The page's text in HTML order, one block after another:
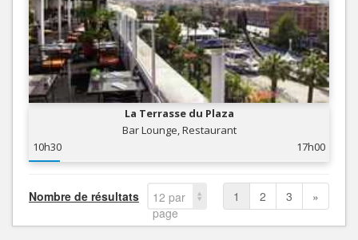
La Terrasse du Plaza
Bar Lounge, Restaurant
10h30
17h00
Nombre de résultats
12 par
page
1 2 3 »